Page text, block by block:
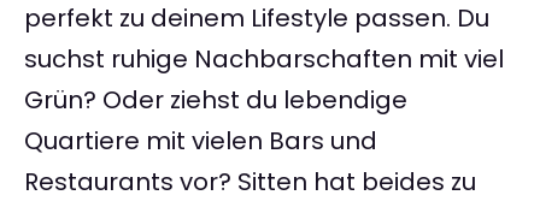
perfekt zu deinem Lifestyle passen. Du
suchst ruhige Nachbarschaften mit viel
Grün? Oder ziehst du lebendige
Quartiere mit vielen Bars und
Restaurants vor? Sitten hat beides zu